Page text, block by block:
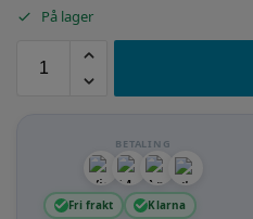
På lager
BETALING
Fri frakt Klarna